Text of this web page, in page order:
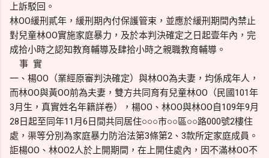
上訴駁回。
林OO緩刑貳年，緩刑期內付保護管束，並應於緩刑期間內禁止
對兒童林OO實施家庭暴力，及於本判決確定之日起壹年內，完
成拾小時之認知教育輔導及肆拾小時之親職教育輔導。
事 實
一、楊OO（業經原審判決確定）與林OO為夫妻，均係成年人，
而林OO與黃OO前為夫妻，雙方共同育有兒童林OO（民國101年
3月生，真實姓名年籍詳卷），楊OO、林OO與林OO自109年9月
28日起至同年11月6日間共同居住○○○市○○區○○路000號2樓住
處，渠等分別為家庭暴力防治法第3條第2、3款所定家庭成員。
詎楊OO、林OO2人於上開期間，在上開住處內，因不滿林OO不